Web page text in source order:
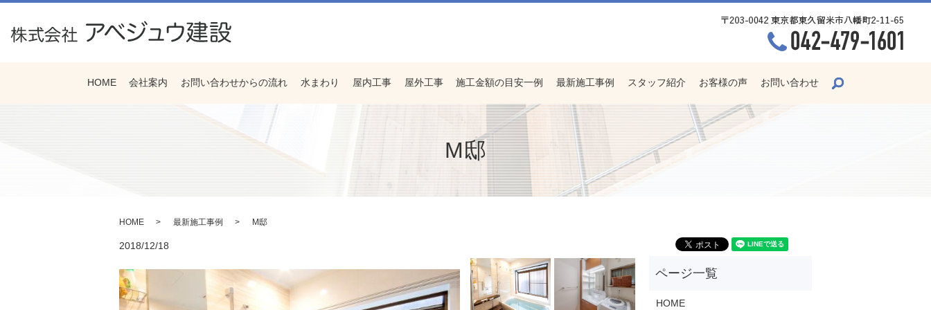
HOME 会社案内 お問い合わせからの流れ 水まわり 屋内工事 屋外工事 施工金額の目安一例 最新施工事例 スタッフ紹介 お客様の声 お問い合わせ
M邸
HOME 最新施工事例 M邸
2018/12/18
HOME